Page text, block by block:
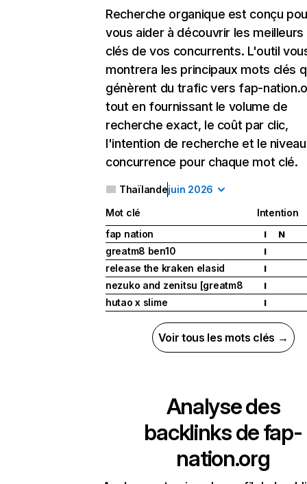
Recherche organique est conçu
vous aider à découvrir les
clés de vos concurrents. L'outil
montrera les principaux mots clés
génèrent du trafic vers fap-
tout en fournissant le volume de
recherche exact, le coût par clic,
l'intention de recherche et le
concurrence pour chaque mot clé.
Thaïlandejuin 2026
Mot clé
Intention
fap nation
I N
greatm8 ben10 I
release the kraken elasid I
nezuko and zenitsu [greatm8 I
hutao x slime I
Voir tous les mots clés →
Analyse des
backlinks defap-
nation.org